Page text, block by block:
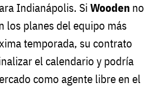
Indianápolis. Si Wooden no
los planes del equipo más
temporada, su contrato
el calendario y podría
como agente libre en el